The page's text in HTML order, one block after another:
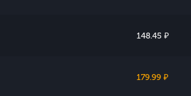
148.45 ₽
179.99 ₽